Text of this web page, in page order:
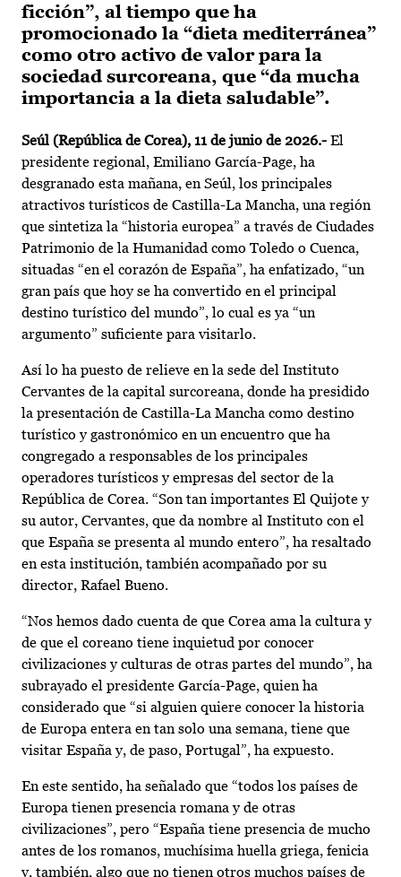
ficción”, al tiempo que ha
promocionado la “dieta mediterránea”
como otro activo de valor para la
sociedad surcoreana, que “da mucha
importancia a la dieta saludable”.
Seúl (República de Corea), 11 de junio de 2026.- El
presidente regional, Emiliano García-Page, ha
desgranado esta mañana, en Seúl, los principales
atractivos turísticos de Castilla-La Mancha, una región
que sintetiza la “historia europea” a través de Ciudades
Patrimonio de la Humanidad como Toledo o Cuenca,
situadas “en el corazón de España”, ha enfatizado, “un
gran país que hoy se ha convertido en el principal
destino turístico del mundo”, lo cual es ya “un
argumento” suficiente para visitarlo.
Así lo ha puesto de relieve en la sede del Instituto
Cervantes de la capital surcoreana, donde ha presidido
la presentación de Castilla-La Mancha como destino
turístico y gastronómico en un encuentro que ha
congregado a responsables de los principales
operadores turísticos y empresas del sector de la
República de Corea. “Son tan importantes El Quijote y
su autor, Cervantes, que da nombre al Instituto con el
que España se presenta al mundo entero”, ha resaltado
en esta institución, también acompañado por su
director, Rafael Bueno.
“Nos hemos dado cuenta de que Corea ama la cultura y
de que el coreano tiene inquietud por conocer
civilizaciones y culturas de otras partes del mundo”, ha
subrayado el presidente García-Page, quien ha
considerado que “si alguien quiere conocer la historia
de Europa entera en tan solo una semana, tiene que
visitar España y, de paso, Portugal”, ha expuesto.
En este sentido, ha señalado que “todos los países de
Europa tienen presencia romana y de otras
civilizaciones”, pero “España tiene presencia de mucho
antes de los romanos, muchísima huella griega, fenicia
y, también, algo que no tienen otros muchos países de